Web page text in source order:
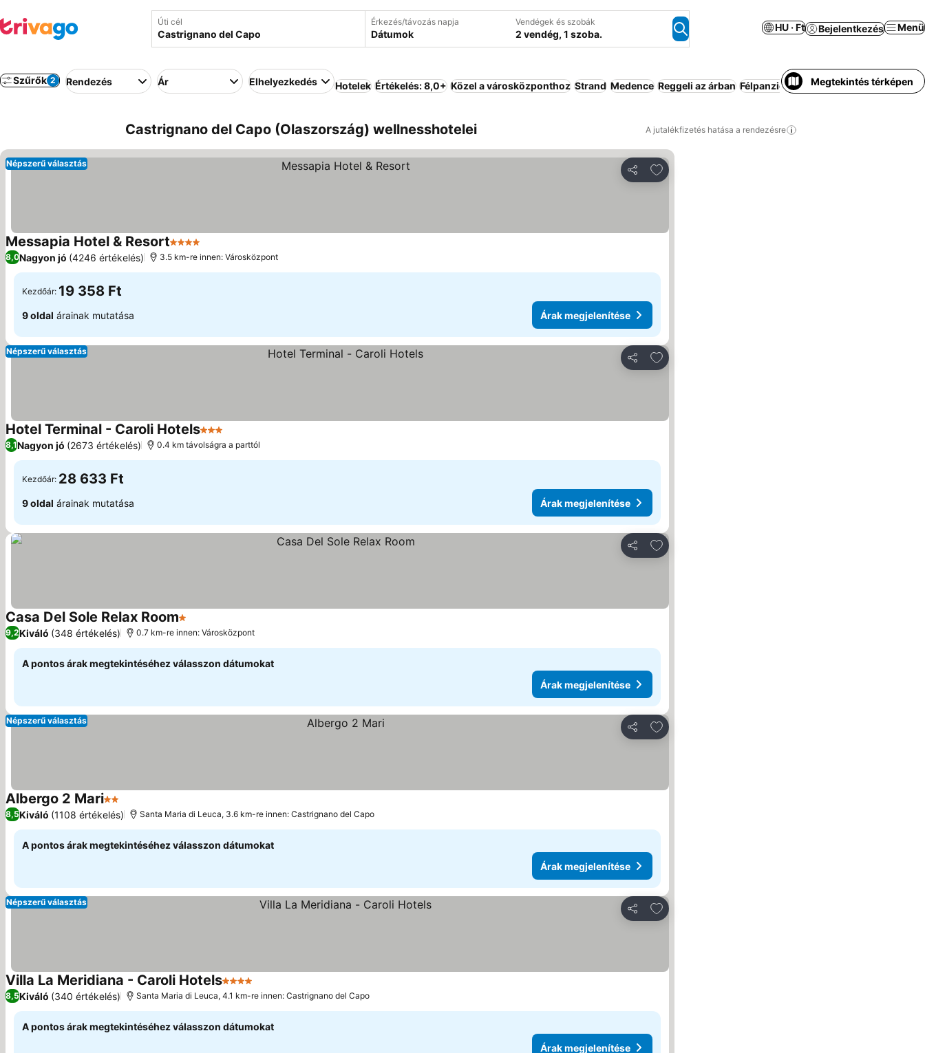
Úti cél Érkezés/távozás napja
Dátumok
Vendégek és szobák
2 vendég, 1 szoba.
HU · Ft Bejelentkezés Menü
Szűrők 2 Rendezés Ár Elhelyezkedés Hotelek Értékelés: 8,0+ Közel a városközponthoz Strand Medence Reggeli az árban Félpanzió Apartmanhotel Parkoló
Megtekintés térképen
Castrignano del Capo (Olaszország) wellnesshotelei A jutalékfizetés hatása a rendezésre
Megosztás
Hozzáadás a kedvencekhez
Népszerű választás
Messapia Hotel & Resort4 Kategória
8,0Nagyon jó (4246 értékelés) 3.5 km-re innen: Városközpont
Kezdőár: 19 358 Ft
9 oldal árainak mutatása Árak megjelenítése
Megosztás
Hozzáadás a kedvencekhez
Népszerű választás
Hotel Terminal - Caroli Hotels3 Kategória
8,1Nagyon jó (2673 értékelés) 0.4 km távolságra a parttól
Kezdőár: 28 633 Ft
9 oldal árainak mutatása Árak megjelenítése
Megosztás
Hozzáadás a kedvencekhez
Casa Del Sole Relax Room1 Kategória
9,2Kiváló (348 értékelés) 0.7 km-re innen: Városközpont
A pontos árak megtekintéséhez válasszon dátumokat
Árak megjelenítése
Megosztás
Hozzáadás a kedvencekhez
Népszerű választás
Albergo 2 Mari2 Kategória
8,5Kiváló (1108 értékelés) Santa Maria di Leuca, 3.6 km-re innen: Castrignano del Capo
A pontos árak megtekintéséhez válasszon dátumokat
Árak megjelenítése
Megosztás
Hozzáadás a kedvencekhez
Népszerű választás
Villa La Meridiana - Caroli Hotels4 Kategória
8,5Kiváló (340 értékelés) Santa Maria di Leuca, 4.1 km-re innen: Castrignano del Capo
A pontos árak megtekintéséhez válasszon dátumokat
Árak megjelenítése